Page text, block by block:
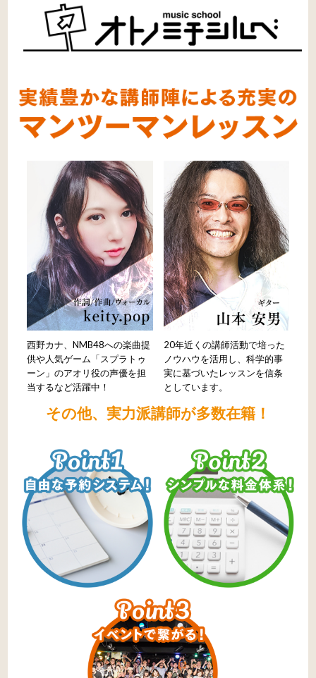
西野カナ、NMB48への楽曲提
供や人気ゲーム「スプラトゥ
ーン」のアオリ役の声優を担
当するなど活躍中！
20年近くの講師活動で培った
ノウハウを活用し、科学的事
実に基づいたレッスンを信条
としています。
その他、実力派講師が多数在籍！